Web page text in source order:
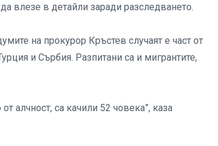
влезе в детайли заради разследването.
на прокурор Кръстев случаят е част от
и Сърбия. Разпитани са и мигрантите,
алчност, са качили 52 човека”, каза